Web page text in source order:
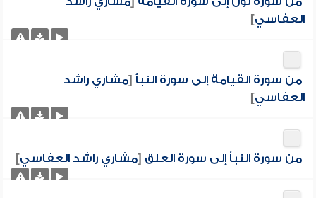
العفاسي]
من سورة القيامة إلى سورة النبأ [مشاري راشد
العفاسي]
من سورة النبأ إلى سورة العلق [مشاري راشد العفاسي]